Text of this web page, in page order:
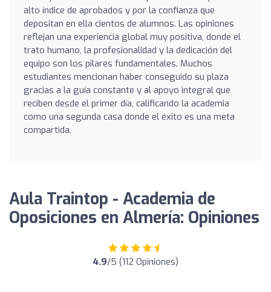
alto índice de aprobados y por la confianza que
depositan en ella cientos de alumnos. Las opiniones
reflejan una experiencia global muy positiva, donde el
trato humano, la profesionalidad y la dedicación del
equipo son los pilares fundamentales. Muchos
estudiantes mencionan haber conseguido su plaza
gracias a la guía constante y al apoyo integral que
reciben desde el primer día, calificando la academia
como una segunda casa donde el éxito es una meta
compartida.
Aula Traintop - Academia de
Oposiciones en Almería: Opiniones
4.9/5 (112 Opiniones)